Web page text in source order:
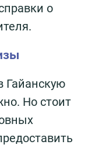
о
Гайанскую
Но стоит